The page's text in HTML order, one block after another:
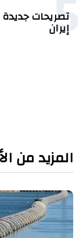
تصريحات
إيران
المزيد من